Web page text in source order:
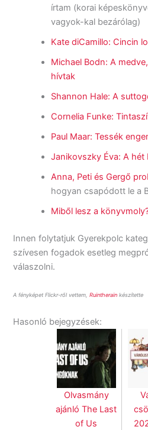
írtam (korai
vagyok-kal bezárólag)
Kate diCamillo: Cincin
Michael Bodn: A
hívtak
Shannon Hale: A
Cornelia Funke:
Paul Maar: Tessék
Janikovszky Éva: A hét
Anna, Peti és Gergő
hogyan csapódott le a
Miből lesz a
Innen folytatjuk Gyerekpolc
szívesen fogadok esetleg
válaszolni.
A fényképet Flickr-ről vettem,Ruintherain készítette
Hasonló bejegyzések:
Olvasmány
ajánló The Last
of Us